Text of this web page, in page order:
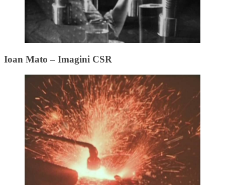
Ioan Mato – Imagini CSR